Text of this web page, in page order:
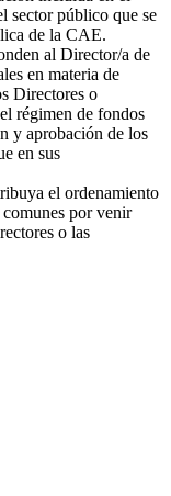
sector público que se
de la CAE.
al Director/a de
en materia de
Directores o
régimen de fondos
y aprobación de los
en sus
el ordenamiento
por venir
o las